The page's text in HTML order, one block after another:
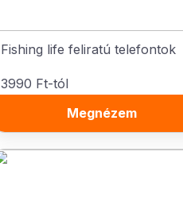
Fishing life feliratú telefontok
3990 Ft-tól
Megnézem